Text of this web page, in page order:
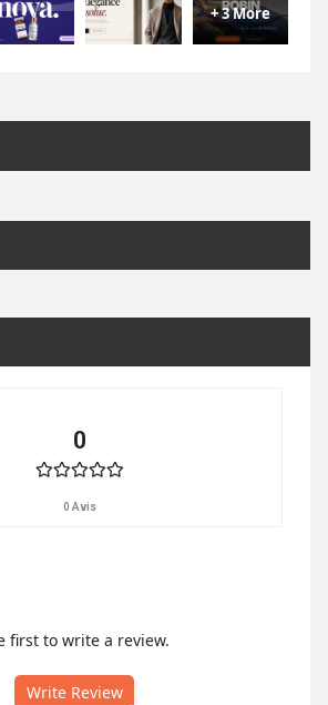
+ 3 More
0
0 Avis
first to write a review.
Write Review